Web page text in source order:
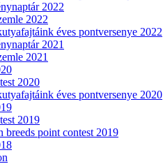
2022
2022
éves pontversenye 2022
2021
2021
2020
éves pontversenye 2020
2019
breeds point contest 2019